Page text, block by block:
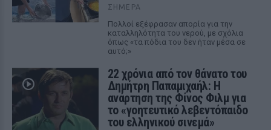
ΣΉΜΕΡΑ
Πολλοί εξέφρασαν απορία για την
καταλληλότητα του νερού, με σχόλια
όπως «τα πόδια του δεν ήταν μέσα σε
αυτό;»
22 χρόνια από τον θάνατο του
Δημήτρη Παπαμιχαήλ: Η
ανάρτηση της Φίνος Φιλμ για
το «γοητευτικό λεβεντόπαιδο
του ελληνικού σινεμά»